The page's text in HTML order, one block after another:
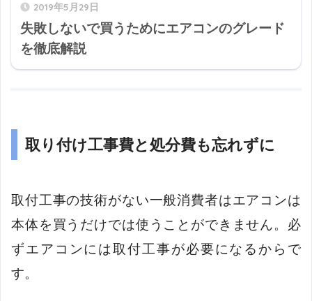
2019年5月29日
失敗しないで買うためにエアコンのグレード
を徹底解説
取り付け工事費と処分費も忘れずに
取付工事の技術がない一般消費者はエアコンは
本体を買うだけでは使うことができません。必
ずエアコンには取付工事が必要になるからで
す。